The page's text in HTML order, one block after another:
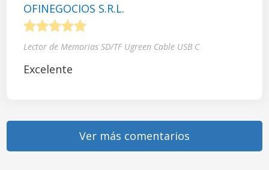
OFINEGOCIOS S.R.L.
Lector de Memorias SD/TF Ugreen Cable USB C
Excelente
Ver más comentarios